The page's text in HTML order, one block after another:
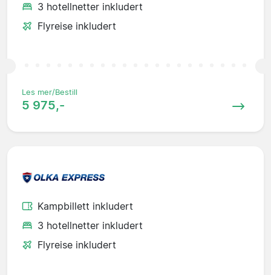
3 hotellnetter inkludert
Flyreise inkludert
Les mer/Bestill
5 975,-
Kampbillett inkludert
3 hotellnetter inkludert
Flyreise inkludert